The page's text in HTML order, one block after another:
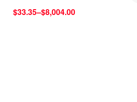
$33.35–$8,004.00